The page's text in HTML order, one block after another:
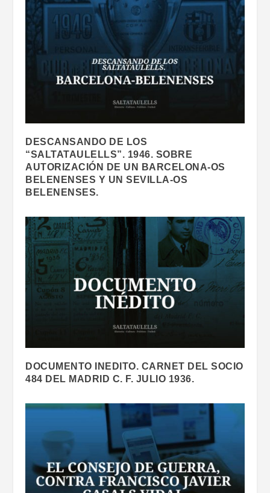
DESCANSANDO DE LOS
“SALTATAULELLS”. 1946. SOBRE
AUTORIZACIÓN DE UN BARCELONA-OS
BELENENSES Y UN SEVILLA-OS
BELENENSES.
DOCUMENTO INEDITO. CARNET DEL SOCIO
484 DEL MADRID C. F. JULIO 1936.